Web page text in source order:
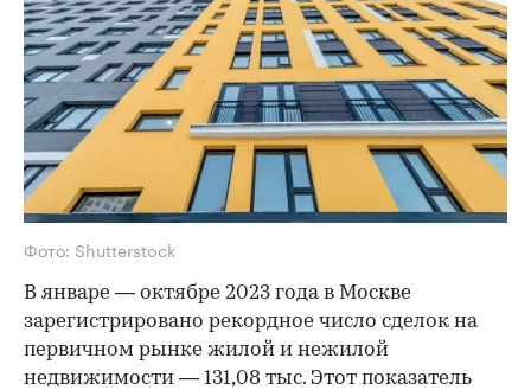
Фото: Shutterstock
В январе — октябре 2023 года в Москве
зарегистрировано рекордное число сделок на
первичном рынке жилой и нежилой
недвижимости — 131,08 тыс. Этот показатель